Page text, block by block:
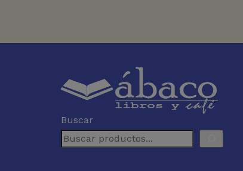
Buscar